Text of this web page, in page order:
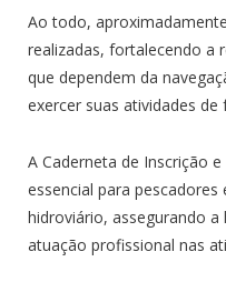
Ao todo,
realizadas, fortalecendo a
que dependem da
exercer suas atividades de
A Caderneta de Inscrição
essencial para
hidroviário, assegurando a
atuação profissional nas